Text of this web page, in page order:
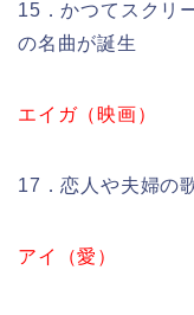
15．かつてスクリ
の名曲が誕生
エイガ（映画）
17．恋人や夫婦の
アイ（愛）